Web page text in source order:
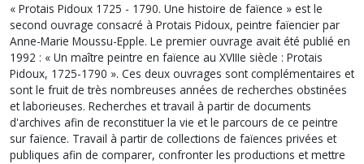
« Protais Pidoux 1725 - 1790. Une histoire de faïence » est le
second ouvrage consacré à Protais Pidoux, peintre faïencier par
Anne-Marie Moussu-Epple. Le premier ouvrage avait été publié en
1992 : « Un maître peintre en faïence au XVIIIe siècle : Protais
Pidoux, 1725-1790 ». Ces deux ouvrages sont complémentaires et
sont le fruit de très nombreuses années de recherches obstinées
et laborieuses. Recherches et travail à partir de documents
d'archives afin de reconstituer la vie et le parcours de ce peintre
sur faïence. Travail à partir de collections de faïences privées et
publiques afin de comparer, confronter les productions et mettre